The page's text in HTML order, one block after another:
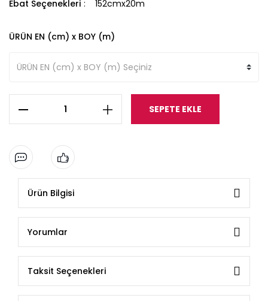
Ebat Seçenekleri
152cmx20m
ÜRÜN EN (cm) x BOY (m)
SEPETE EKLE
Ürün Bilgisi
Yorumlar
Taksit Seçenekleri